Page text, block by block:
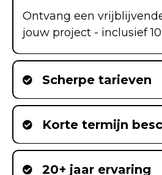
Ontvang een
jouw project - inclusief
Scherpe tarieven
Korte termijn
20+ jaar ervaring